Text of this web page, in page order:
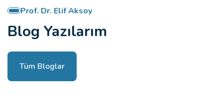
Prof. Dr. Elif Aksoy
Blog Yazılarım
Tüm Bloglar